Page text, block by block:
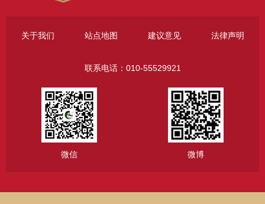
关于我们 站点地图 建议意见 法律声明
联系电话：010-55529921
微信 微博